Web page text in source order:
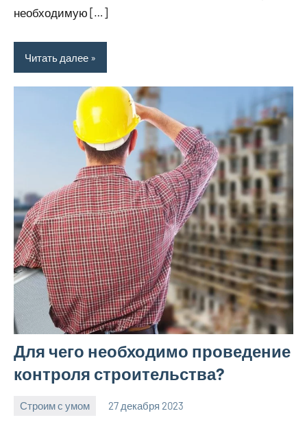
необходимую […]
Читать далее
Для чего необходимо проведение
контроля строительства?
Строим с умом 27 декабря 2023
finnlevel_ru